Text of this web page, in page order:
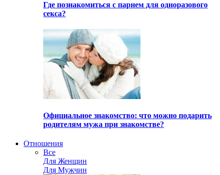
Где познакомиться с парнем для одноразового
секса?
Официальное знакомство: что можно подарить
родителям мужа при знакомстве?
Отношения
Все
Для Женщин
Для Мужчин